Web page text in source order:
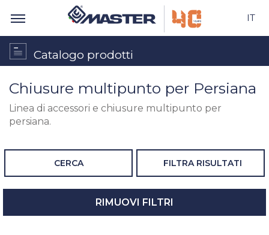
IT
Catalogo prodotti
Chiusure multipunto per Persiana
Linea di accessori e chiusure multipunto per
persiana.
CERCA FILTRA RISULTATI
RIMUOVI FILTRI